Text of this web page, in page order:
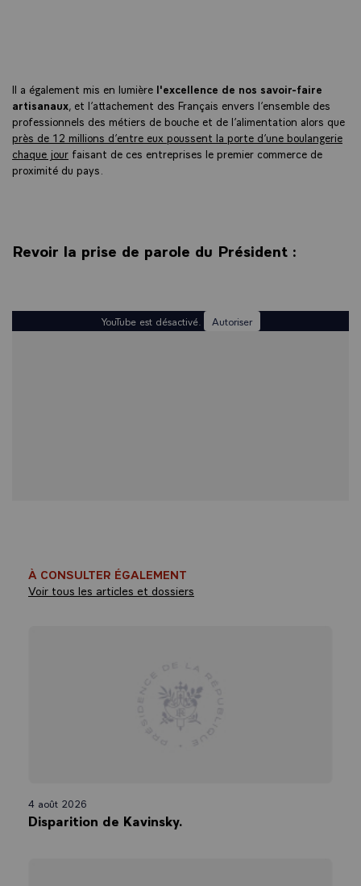
Il a également mis en lumière l'excellence de nos savoir-faire
artisanaux , et l’attachement des Français envers l’ensemble des
professionnels des métiers de bouche et de l’alimentation alors que
près de 12 millions d’entre eux poussent la porte d’une boulangerie
chaque jour faisant de ces entreprises le premier commerce de
proximité du pays.
Revoir la prise de parole du Président :
YouTube est désactivé. Autoriser
À CONSULTER ÉGALEMENT
Voir tous les articles et dossiers
4 août 2026
Disparition de Kavinsky.